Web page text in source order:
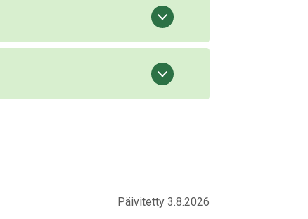
Päivitetty 3.8.2026